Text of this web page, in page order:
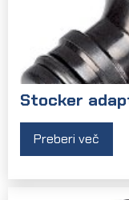
Stocker
Preberi več